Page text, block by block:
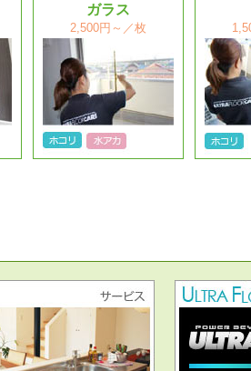
ガラス
2,500円～／枚